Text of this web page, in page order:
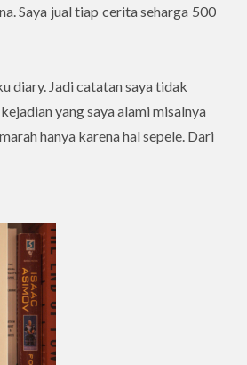
Saya jual tiap cerita seharga 500
diary. Jadi catatan saya tidak
yang saya alami misalnya
hanya karena hal sepele. Dari